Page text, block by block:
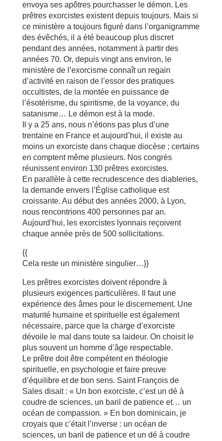
envoya ses apôtres pourchasser le démon. Les
prêtres exorcistes existent depuis toujours. Mais si
ce ministère a toujours figuré dans l’organigramme
des évêchés, il a été beaucoup plus discret
pendant des années, notamment à partir des
années 70. Or, depuis vingt ans environ, le
ministère de l’exorcisme connaît un regain
d’activité en raison de l’essor des pratiques
occultistes, de la montée en puissance de
l’ésotérisme, du spiritisme, de la voyance, du
satanisme… Le démon est à la mode.
Il y a 25 ans, nous n’étions pas plus d’une
trentaine en France et aujourd’hui, il existe au
moins un exorciste dans chaque diocèse ; certains
en comptent même plusieurs. Nos congrès
réunissent environ 130 prêtres exorcistes.
En parallèle à cette recrudescence des diableries,
la demande envers l’Église catholique est
croissante. Au début des années 2000, à Lyon,
nous rencontrions 400 personnes par an.
Aujourd’hui, les exorcistes lyonnais reçoivent
chaque année près de 500 sollicitations.
{{
Cela reste un ministère singulier…}}
Les prêtres exorcistes doivent répondre à
plusieurs exigences particulières. Il faut une
expérience des âmes pour le discernement. Une
maturité humaine et spirituelle est également
nécessaire, parce que la charge d’exorciste
dévoile le mal dans toute sa laideur. On choisit le
plus souvent un homme d’âge respectable.
Le prêtre doit être compétent en théologie
spirituelle, en psychologie et faire preuve
d’équilibre et de bon sens. Saint François de
Sales disait : « Un bon exorciste, c’est un dé à
coudre de sciences, un baril de patience et… un
océan de compassion. » En bon dominicain, je
croyais que c’était l’inverse : un océan de
sciences, un baril de patience et un dé à coudre